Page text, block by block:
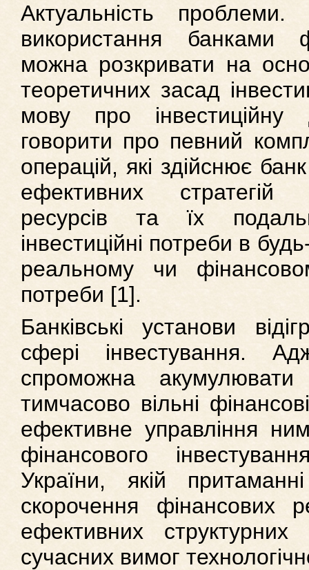
Актуальність
використання банками
можна розкривати на
теоретичних засад
мову про інвестиційну
говорити про певний
операцій, які здійснює
ефективних стратегій
ресурсів та їх
інвестиційні потреби в
реальному чи
потреби [1].
Банківські установи
сфері інвестування.
спроможна
тимчасово вільні
ефективне управління
фінансового
України, якій
скорочення фінансових
ефективних
сучасних вимог